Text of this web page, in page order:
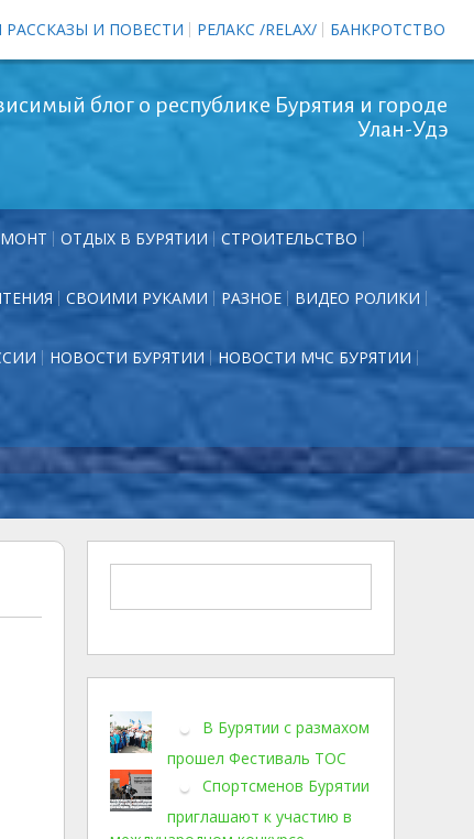
И ПОВЕСТИ РЕЛАКС /RELAX/ БАНКРОТСТВО
блог о республике Бурятия и городе
Улан-Удэ
ОТДЫХ В БУРЯТИИ СТРОИТЕЛЬСТВО
СВОИМИ РУКАМИ РАЗНОЕ ВИДЕО РОЛИКИ
НОВОСТИ БУРЯТИИ НОВОСТИ МЧС БУРЯТИИ
В Бурятии с размахом
прошел Фестиваль ТОС
Спортсменов Бурятии
приглашают к участию в